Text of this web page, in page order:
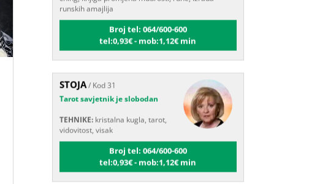
Broj tel: 064/600-600
tel:0,93€ - mob:1,12€ min
/ Kod 31
Tarot savjetnik je slobodan
TEHNIKE:kristalna kugla, tarot,
vidovitost, visak
Broj tel: 064/600-600
tel:0,93€ - mob:1,12€ min